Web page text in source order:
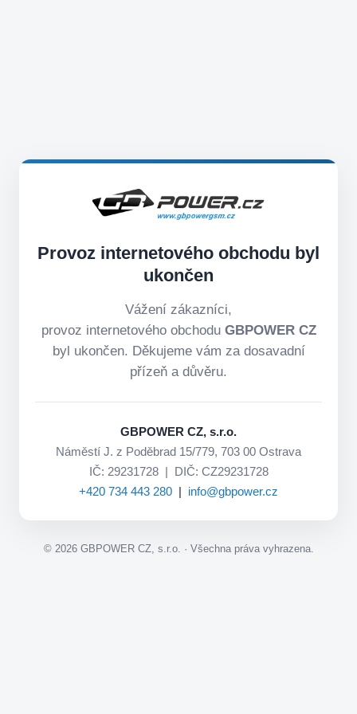
Provoz internetového obchodu byl
ukončen
Vážení zákazníci,
provoz internetového obchodu GBPOWER CZ
byl ukončen. Děkujeme vám za dosavadní
přízeň a důvěru.
GBPOWER CZ, s.r.o.
Náměstí J. z Poděbrad 15/779, 703 00 Ostrava
IČ: 29231728 | DIČ: CZ29231728
+420 734 443 280 | info@gbpower.cz
© 2026GBPOWER CZ, s.r.o. · Všechna práva vyhrazena.